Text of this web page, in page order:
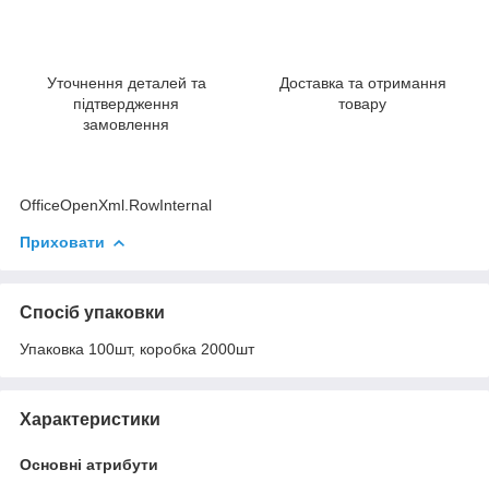
Уточнення деталей та
підтвердження
замовлення
Доставка та отримання
товару
OfficeOpenXml.RowInternal
Приховати
Спосіб упаковки
Упаковка 100шт, коробка 2000шт
Характеристики
Основні атрибути